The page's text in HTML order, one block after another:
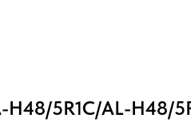
H48/5R1С/AL-H48/